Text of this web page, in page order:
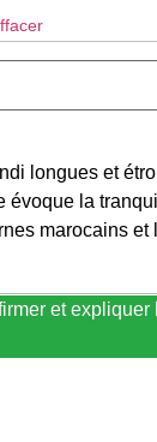
longues et
la
marocains
et